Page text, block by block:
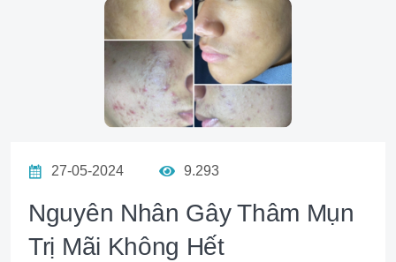
27-05-2024 9.293
Nguyên Nhân Gây Thâm Mụn
Trị Mãi Không Hết